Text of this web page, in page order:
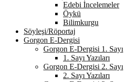
Edebi İncelemeler
Öykü
Bilimkurgu
Söyleşi/Röportaj
Gorgon E-Dergisi
Gorgon E-Dergisi 1. Sayı
1. Sayı Yazıları
Gorgon E-Dergisi 2. Sayı
2. Sayı Yazıları